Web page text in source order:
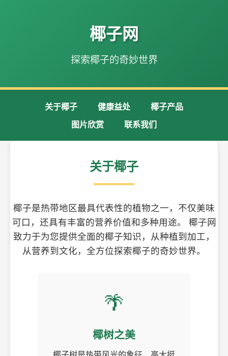
椰子网
探索椰子的奇妙世界
关于椰子 健康益处
椰子产品
图片欣赏
联系我们
关于椰子
椰子是热带地区最具代表性的植物之一，不仅美味
可口，还具有丰富的营养价值和多种用途。 椰子网
致力于为您提供全面的椰子知识，从种植到加工，
从营养到文化，全方位探索椰子的奇妙世界。
🌴
椰树之美